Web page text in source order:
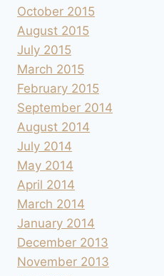
October 2015
August 2015
July 2015
March 2015
February 2015
September 2014
August 2014
July 2014
May 2014
April 2014
March 2014
January 2014
December 2013
November 2013